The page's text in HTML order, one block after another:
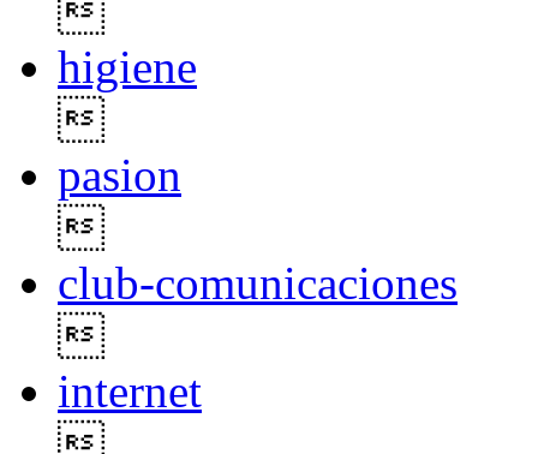
higiene
pasion
club-comunicaciones
internet